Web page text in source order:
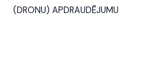
(DRONU) APDRAUDĒJUMU